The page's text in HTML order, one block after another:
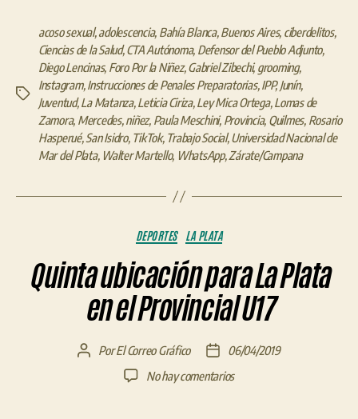
Etiquetas
acoso sexual,adolescencia, Bahía Blanca,Buenos Aires, ciberdelitos,
Ciencias de la Salud,CTA Autónoma, Defensor del Pueblo Adjunto,
Diego Lencinas, Foro Por la Niñez,Gabriel Zibechi, grooming,
Instagram,Instrucciones de Penales Preparatorias,IPP,Junín,
Juventud,La Matanza,Leticia Ciriza,Ley Mica Ortega,Lomas de
Zamora, Mercedes,niñez, Paula Meschini, Provincia, Quilmes, Rosario
Hasperué,San Isidro, TikTok, Trabajo Social,Universidad Nacional de
Mar del Plata, Walter Martello, WhatsApp,Zárate/Campana
Categorías
DEPORTES LA PLATA
Quinta ubicación para La Plata
en el Provincial U17
AutorPorEl Correo Gráfico
Fecha06/04/2019
No hay comentariosen